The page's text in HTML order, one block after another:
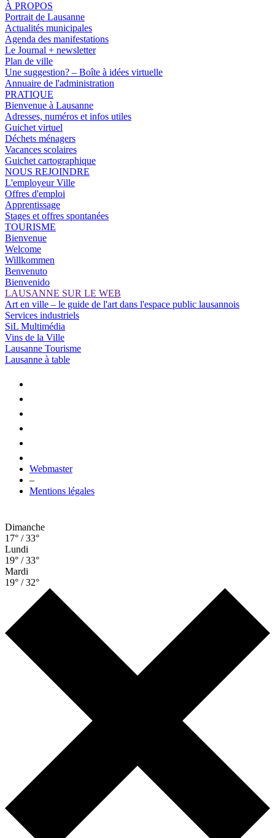
À PROPOS
Portrait de Lausanne
Actualités municipales
Agenda des manifestations
Le Journal + newsletter
Plan de ville
Une suggestion? – Boîte à idées virtuelle
Annuaire de l'administration
PRATIQUE
Bienvenue à Lausanne
Adresses, numéros et infos utiles
Guichet virtuel
Déchets ménagers
Vacances scolaires
Guichet cartographique
NOUS REJOINDRE
L'employeur Ville
Offres d'emploi
Apprentissage
Stages et offres spontanées
TOURISME
Bienvenue
Welcome
Willkommen
Benvenuto
Bienvenido
LAUSANNE SUR LE WEB
Art en ville – le guide de l'art dans l'espace public lausannois
Services industriels
SiL Multimédia
Vins de la Ville
Lausanne Tourisme
Lausanne à table
Webmaster
–
Mentions légales
Dimanche
17° / 33°
Lundi
19° / 33°
Mardi
19° / 32°